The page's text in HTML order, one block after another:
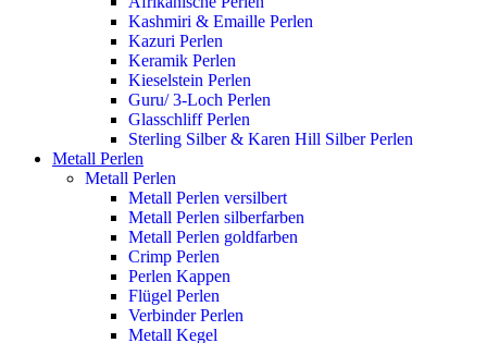
Kashmiri & Emaille Perlen
Kazuri Perlen
Keramik Perlen
Kieselstein Perlen
Guru/ 3-Loch Perlen
Glasschliff Perlen
Sterling Silber & Karen Hill Silber Perlen
Metall Perlen
Metall Perlen
Metall Perlen versilbert
Metall Perlen silberfarben
Metall Perlen goldfarben
Crimp Perlen
Perlen Kappen
Flügel Perlen
Verbinder Perlen
Metall Kegel